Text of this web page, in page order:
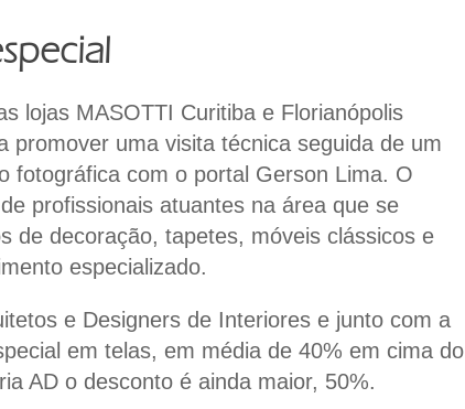
lojas MASOTTI Curitiba e Florianópolis
promover uma visita técnica seguida de um
fotográfica com o portal Gerson Lima. O
profissionais atuantes na área que se
de decoração, tapetes, móveis clássicos e
especializado.
e Designers de Interiores e junto com a
em telas, em média de 40% em cima do
AD o desconto é ainda maior, 50%.